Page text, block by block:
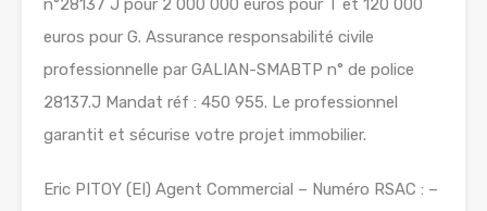
n°28137 J pour 2 000 000 euros pour T et 120 000
euros pour G. Assurance responsabilité civile
professionnelle par GALIAN-SMABTP n° de police
28137.J Mandat réf : 450 955. Le professionnel
garantit et sécurise votre projet immobilier.
Eric PITOY (EI) Agent Commercial – Numéro RSAC : –